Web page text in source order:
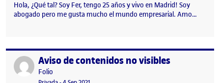
Hola, ¿Qué tal? Soy Fer, tengo 25 años y vivo en Madrid! Soy
abogado pero me gusta mucho el mundo empresarial. Amo…
Publicado porAviso de contenidos no visibles
Publicado por
Folio